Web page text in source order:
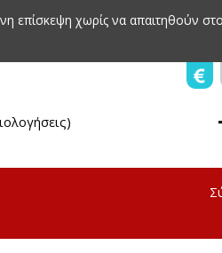
επίσκεψη χωρίς να απαιτηθούν